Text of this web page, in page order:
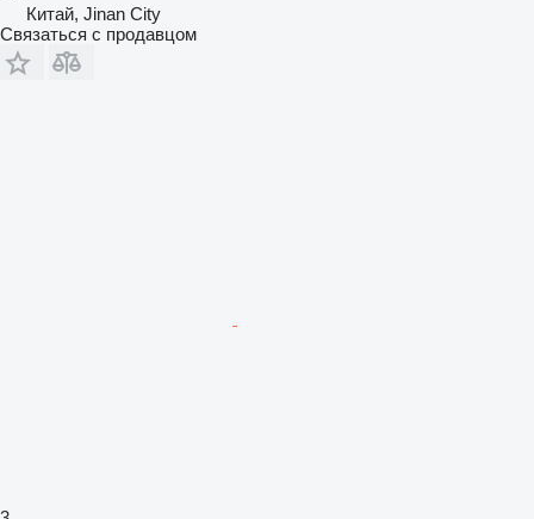
Китай, Jinan City
Связаться с продавцом